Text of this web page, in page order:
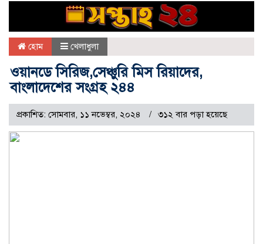
হোম খেলাধুলা
ওয়ানডে সিরিজ,সেঞ্চুরি মিস রিয়াদের,
বাংলাদেশের সংগ্রহ ২৪৪
প্রকাশিত: সোমবার, ১১ নভেম্বর, ২০২৪ ৩১২ বার পড়া হয়েছে